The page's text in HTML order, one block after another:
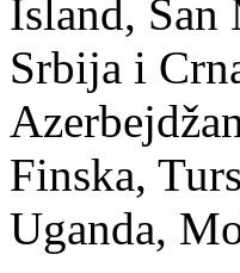
Island, San
Srbija i
Finska,
Uganda,